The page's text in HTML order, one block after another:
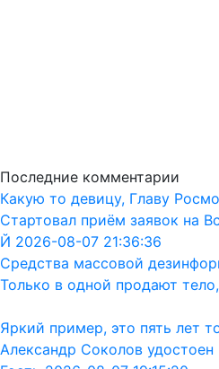
Последние комментарии
Какую то девицу, Главу
Стартовал приём заявок на
Й 2026-08-07 21:36:36
Средства массовой
Только в одной продают
Яркий пример, это пять лет
Александр Соколов